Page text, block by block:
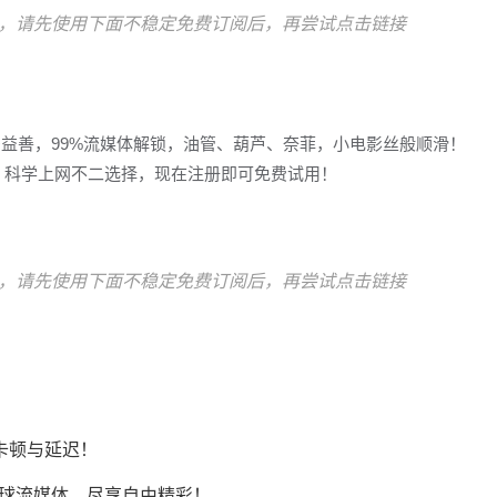
请先使用下面不稳定免费订阅后，再尝试点击链接
善，99%流媒体解锁，油管、葫芦、奈菲，小电影丝般顺滑！
学上网不二选择，现在注册即可免费试用！
请先使用下面不稳定免费订阅后，再尝试点击链接
与延迟！